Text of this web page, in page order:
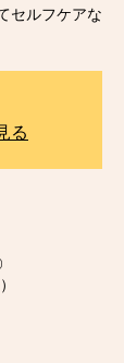
セルフケアな
る